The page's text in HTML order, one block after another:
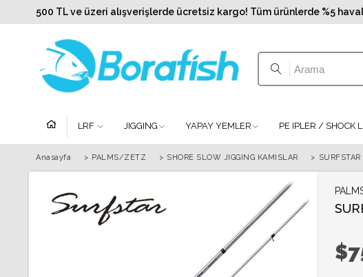
500 TL ve üzeri alışverişlerde ücretsiz kargo! Tüm ürünlerde %5
LRF
JIGGING YAPAY YEMLER PE IPLER / SHOCK
Anasayfa > PALMS/ZETZ > SHORE SLOW JIGGING KAMISLAR >